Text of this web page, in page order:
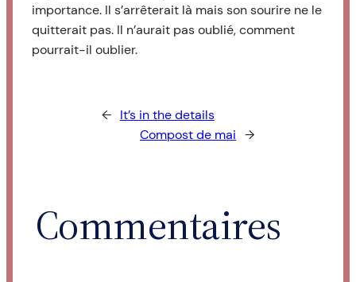
importance. Il s’arrêterait là mais son sourire ne le
quitterait pas. Il n’aurait pas oublié, comment
pourrait-il oublier.
← It’s in the details
Compost de mai →
Commentaires